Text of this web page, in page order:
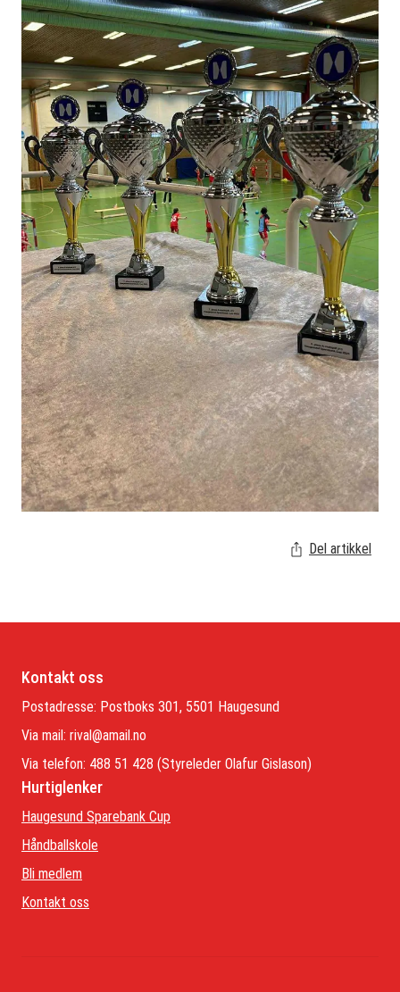
Del artikkel
Kontakt oss
Postadresse: Postboks 301, 5501 Haugesund
Via mail: rival@amail.no
Via telefon: 488 51 428 (Styreleder Olafur Gislason)
Hurtiglenker
Haugesund Sparebank Cup
Håndballskole
Bli medlem
Kontakt oss